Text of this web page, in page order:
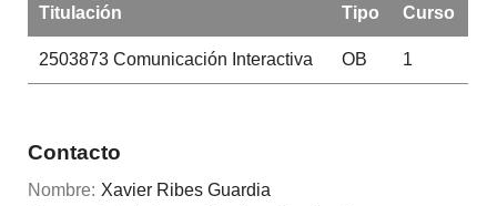
Titulación Tipo Curso
2503873Comunicación Interactiva OB 1
Contacto
Nombre: Xavier Ribes Guardia